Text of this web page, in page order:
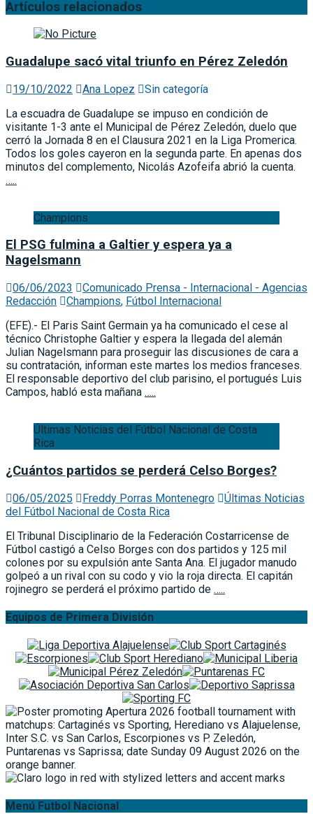
Artículos relacionados
Guadalupe sacó vital triunfo en Pérez Zeledón
19/10/2022 Ana Lopez
Sin categoría
La escuadra de Guadalupe se impuso en condición de
visitante 1-3 ante el Municipal de Pérez Zeledón, duelo que
cerró la Jornada 8 en el Clausura 2021 en la Liga Promerica.
Todos los goles cayeron en la segunda parte. En apenas dos
minutos del complemento, Nicolás Azofeifa abrió la cuenta.
…..
Champions
El PSG fulmina a Galtier y espera ya a
Nagelsmann
06/06/2023
Comunicado Prensa - Internacional - Agencias
Redacción
Champions, Fútbol Internacional
(EFE).- El Paris Saint Germain ya ha comunicado el cese al
técnico Christophe Galtier y espera la llegada del alemán
Julian Nagelsmann para proseguir las discusiones de cara a
su contratación, informan este martes los medios franceses.
El responsable deportivo del club parisino, el portugués Luis
Campos, habló esta mañana …..
Últimas Noticias del Fútbol Nacional de Costa
Rica
¿Cuántos partidos se perderá Celso Borges?
06/05/2025 Freddy Porras Montenegro
Últimas Noticias
del Fútbol Nacional de Costa Rica
El Tribunal Disciplinario de la Federación Costarricense de
Fútbol castigó a Celso Borges con dos partidos y 125 mil
colones por su expulsión ante Santa Ana. El jugador manudo
golpeó a un rival con su codo y vio la roja directa. El capitán
rojinegro se perderá el próximo partido de …..
Equipos de Primera División
Menú Futbol Nacional